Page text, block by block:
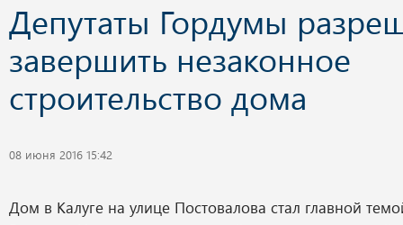
Депутаты Гордумы
завершить незаконное
строительство дома
08 июня 2016 15:42
Дом в Калуге на улице Постовалова стал главной